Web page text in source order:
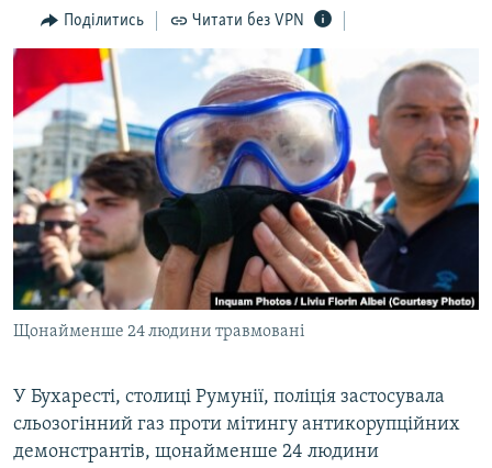
Перейти
до
пошуку
ПОГЛЯД
ІНТЕРВ'Ю
ВСЕ ЗА ДЕНЬ
СПЕЦПРОЕКТИ
ДЕПОРТАЦІЯ
ВІДЕОУРОКИ «ELIFBE»
СВІДЧЕННЯ ОКУПАЦІЇ
УКРАЇНСЬКА ПРОБЛЕМА КРИМУ
ІНФОГРАФІКА
ЯК ОБІЙТИ БЛОКУВАННЯ
Русский
Qırımtatar
ДОЛУЧАЙСЯ!
Усі сайти RFE/RL
Поділитись Читати без VPN
Щонайменше 24 людини травмовані
У Бухаресті, столиці Румунії, поліція застосувала
сльозогінний газ проти мітингу антикорупційних
демонстрантів, щонайменше 24 людини